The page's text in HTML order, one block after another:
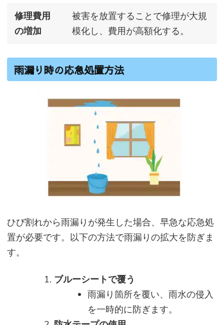
修理費用
の増加
被害を放置することで修理が大規
模化し、費用が高額化する。
雨漏り時の応急処置方法
ひび割れから雨漏りが発生した場合、早急な応急処
置が必要です。以下の方法で雨漏りの拡大を防ぎま
す。
ブルーシートで覆う
雨漏り箇所を覆い、雨水の侵入
を一時的に防ぎます。